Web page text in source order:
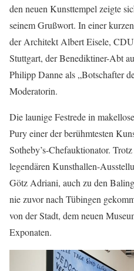
den neuen Kunsttempel zeigte
seinem Grußwort. In einer
der Architekt Albert Eisele,
Stuttgart, der Benediktiner-Abt
Philipp Danne als „Botschafter
Moderatorin.
Die launige Festrede in
Pury einer der berühmtesten
Sotheby’s-Chefauktionator.
legendären Kunsthallen-
Götz Adriani, auch zu den
nie zuvor nach Tübingen
von der Stadt, dem neuen
Exponaten.